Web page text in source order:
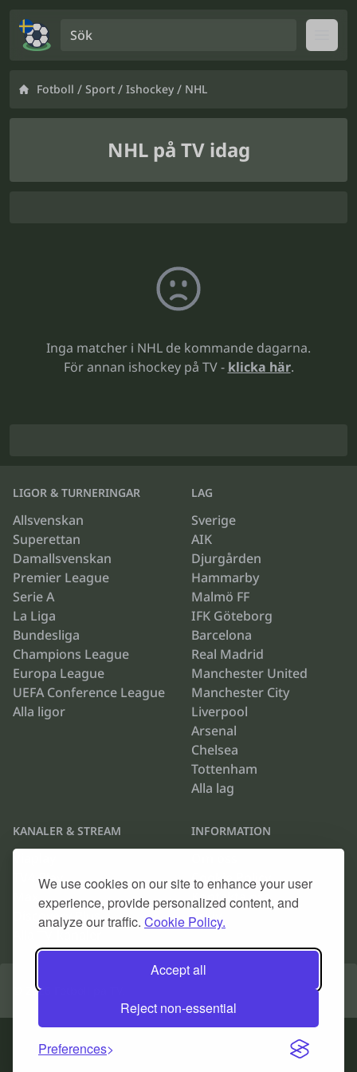
We use cookies on our site to enhance your user
experience, provide personalized content, and
analyze our traffic. Cookie Policy.
Accept all
Reject non-essential
Preferences
Fotboll / Sport / Ishockey / NHL
NHL på TV idag
Inga matcher i NHL de kommande dagarna.
För annan ishockey på TV - klicka här.
LIGOR & TURNERINGAR
Allsvenskan
Superettan
Damallsvenskan
Premier League
Serie A
La Liga
Bundesliga
Champions League
Europa League
UEFA Conference League
Alla ligor
LAG
Sverige
AIK
Djurgården
Hammarby
Malmö FF
IFK Göteborg
Barcelona
Real Madrid
Manchester United
Manchester City
Liverpool
Arsenal
Chelsea
Tottenham
Alla lag
KANALER & STREAM
TV4 Play
Discovery Plus
Alla TV-kanaler
INFORMATION
Cookie Policy
Kontakta oss
Arkiv
© 2026